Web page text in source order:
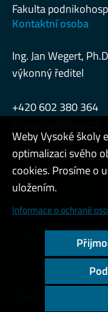
Fakulta
Kontaktní osoba
Ing. Jan Wegert,
výkonný ředitel
+420 602 380 364
Admin
Cookies a ochrana
Přístupnost webu
Vysoký kontrast
Copyright © 2000 -
Weby Vysoké školy
optimalizaci svého
cookies. Prosíme o
uložením.
Informace o ochraně